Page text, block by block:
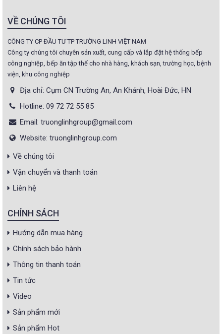
VỀ CHÚNG TÔI
CÔNG TY CP ĐẦU TƯ TP TRƯỜNG LINH VIỆT NAM
Công ty chúng tôi chuyên sản xuất, cung cấp và lắp đặt hệ thống bếp
công nghiệp, bếp ăn tập thể cho nhà hàng, khách sạn, trường học, bệnh
viện, khu công nghiệp
Địa chỉ: Cụm CN Trường An, An Khánh, Hoài Đức, HN
Hotline: 09 72 72 55 85
Email: truonglinhgroup@gmail.com
Website: truonglinhgroup.com
Về chúng tôi
Vận chuyển và thanh toán
Liên hệ
CHÍNH SÁCH
Hướng dẫn mua hàng
Chính sách bảo hành
Thông tin thanh toán
Tin tức
Video
Sản phẩm mới
Sản phẩm Hot